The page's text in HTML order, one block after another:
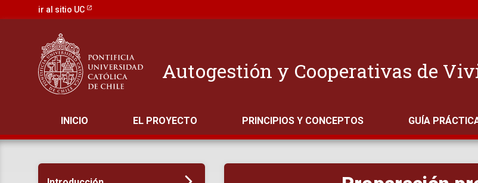
ir al sitio UC
Autogestión y Cooperativas de
INICIO EL PROYECTO PRINCIPIOS Y CONCEPTOS GUÍA